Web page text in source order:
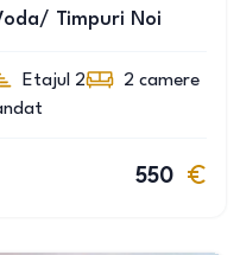
Timpuri Noi
Etajul 2 2 camere
550